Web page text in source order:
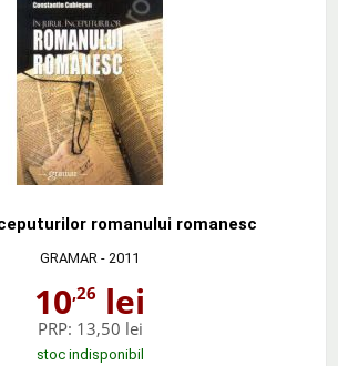
romanului romanesc
GRAMAR - 2011
10,26 lei
PRP: 13,50 lei
stoc indisponibil